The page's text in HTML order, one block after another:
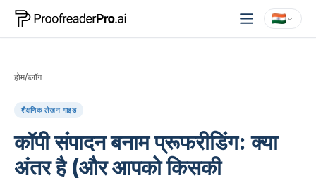
होम/ब्लॉग
शैक्षणिक लेखन गाइड
कॉपी संपादन बनाम प्रूफरीडिंग: क्या
अंतर है (और आपको किसकी